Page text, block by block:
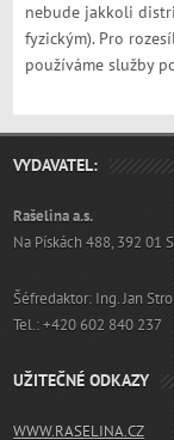
nebude jakkoli
fyzickým). Pro
používáme služby
VYDAVATEL:
Rašelina a.s.
Na Pískách 488, 392 01
Šéfredaktor: Ing. Jan
Tel.: +420 602 840 237
UŽITEČNÉ ODKAZY
WWW.RASELINA.CZ